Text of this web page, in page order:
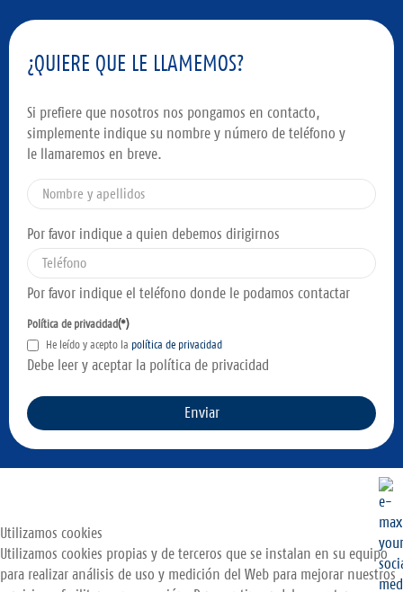
¿QUIERE QUE LE LLAMEMOS?
Si prefiere que nosotros nos pongamos en contacto,
simplemente indique su nombre y número de teléfono y
le llamaremos en breve.
Por favor indique a quien debemos dirigirnos
Por favor indique el teléfono donde le podamos contactar
Política de privacidad(*)
He leído y acepto la política de privacidad
Debe leer y aceptar la política de privacidad
Enviar
Utilizamos cookies
Utilizamos cookies propias y de terceros que se instalan en su equipo
para realizar análisis de uso y medición del Web para mejorar nuestros